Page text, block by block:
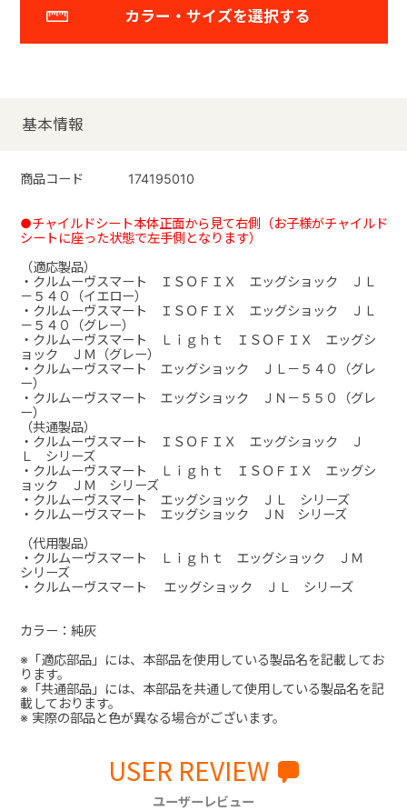
カラー・サイズを選択する
基本情報
商品コード 174195010
●チャイルドシート本体正面から見て右側（お子様がチャイルド
シートに座った状態で左手側となります）
（適応製品）
・クルムーヴスマート ＩＳＯＦＩＸ エッグショック ＪＬ
－５４０（イエロー）
・クルムーヴスマート ＩＳＯＦＩＸ エッグショック ＪＬ
－５４０（グレー）
・クルムーヴスマート Ｌｉｇｈｔ ＩＳＯＦＩＸ エッグシ
ョック ＪＭ（グレー）
・クルムーヴスマート エッグショック ＪＬ－５４０（グレ
ー）
・クルムーヴスマート エッグショック ＪＮ－５５０（グレ
ー）
（共通製品）
・クルムーヴスマート ＩＳＯＦＩＸ エッグショック Ｊ
Ｌ シリーズ
・クルムーヴスマート Ｌｉｇｈｔ ＩＳＯＦＩＸ エッグシ
ョック ＪＭ シリーズ
・クルムーヴスマート エッグショック ＪＬ シリーズ
・クルムーヴスマート エッグショック ＪN シリーズ
（代用製品）
・クルムーヴスマート Ｌｉｇｈｔ エッグショック ＪＭ
シリーズ
・クルムーヴスマート エッグショック ＪＬ シリーズ
カラー：純灰
※「適応部品」には、本部品を使用している製品名を記載してお
ります。
※「共通部品」には、本部品を共通して使用している製品名を記
載しております。
※ 実際の部品と色が異なる場合がございます。
USER REVIEW
ユーザーレビュー